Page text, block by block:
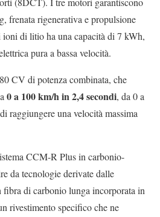
frenata rigenerativa e propulsione
di litio ha una capacità di 7 kWh,
pura a bassa velocità.
CV di potenza combinata, che
0 a 100 km/h in 2,4 secondi, da 0 a
raggiungere una velocità massima
CCM-R Plus in carbonio-
da tecnologie derivate dalle
di carbonio lunga incorporata in
rivestimento specifico che ne